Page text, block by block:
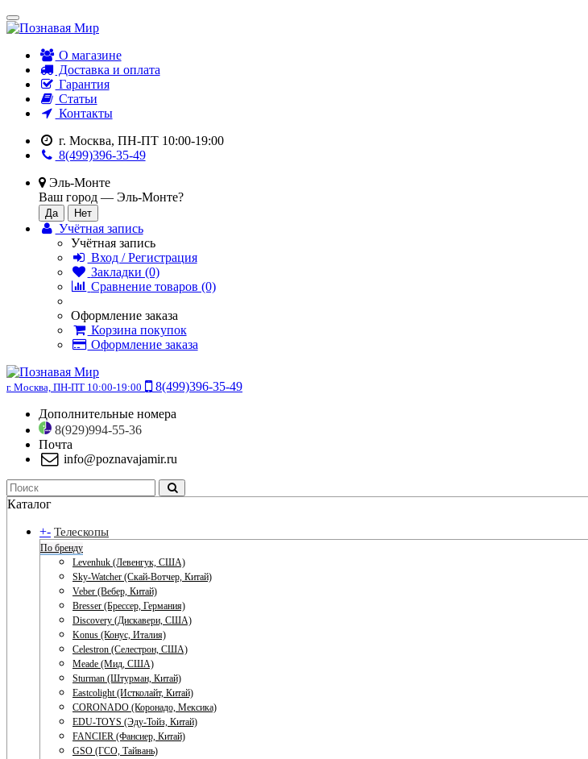
О магазине
Доставка и оплата
Гарантия
Статьи
Контакты
г. Москва, ПН-ПТ 10:00-19:00
8(499)396-35-49
Эль-Монте
Ваш город — Эль-Монте?
Учётная запись
Учётная запись
Вход / Регистрация
Закладки (0)
Сравнение товаров (0)
Оформление заказа
Корзина покупок
Оформление заказа
г. Москва, ПН-ПТ 10:00-19:00
8(499)396-35-49
Дополнительные номера
8(929)994-55-36
Почта
info@poznavajamir.ru
Каталог
+- Телескопы
По бренду
Levenhuk (Левенгук, США)
Sky-Watcher (Скай-Вотчер, Китай)
Veber (Вебер, Китай)
Bresser (Брессер, Германия)
Discovery (Дискавери, США)
Konus (Конус, Италия)
Celestron (Селестрон, США)
Meade (Мид, США)
Sturman (Штурман, Китай)
Eastcolight (Истколайт, Китай)
CORONADO (Коронадо, Мексика)
EDU-TOYS (Эду-Тойз, Китай)
FANCIER (Фансиер, Китай)
GSO (ГСО, Тайвань)